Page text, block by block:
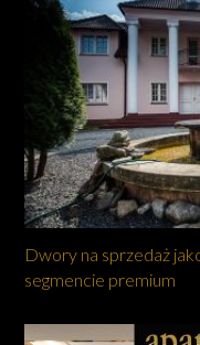
Dwory na sprzedaż
segmencie premium